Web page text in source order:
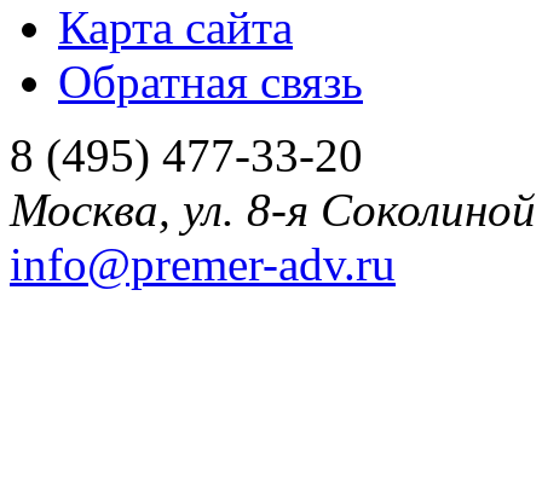
Карта сайта
Обратная связь
8 (495) 477-33-20
Москва, ул. 8-я
info@premer-adv.ru